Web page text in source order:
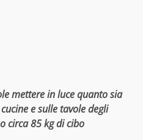
mettere in luce quanto sia
e sulle tavole degli
circa 85 kg di cibo